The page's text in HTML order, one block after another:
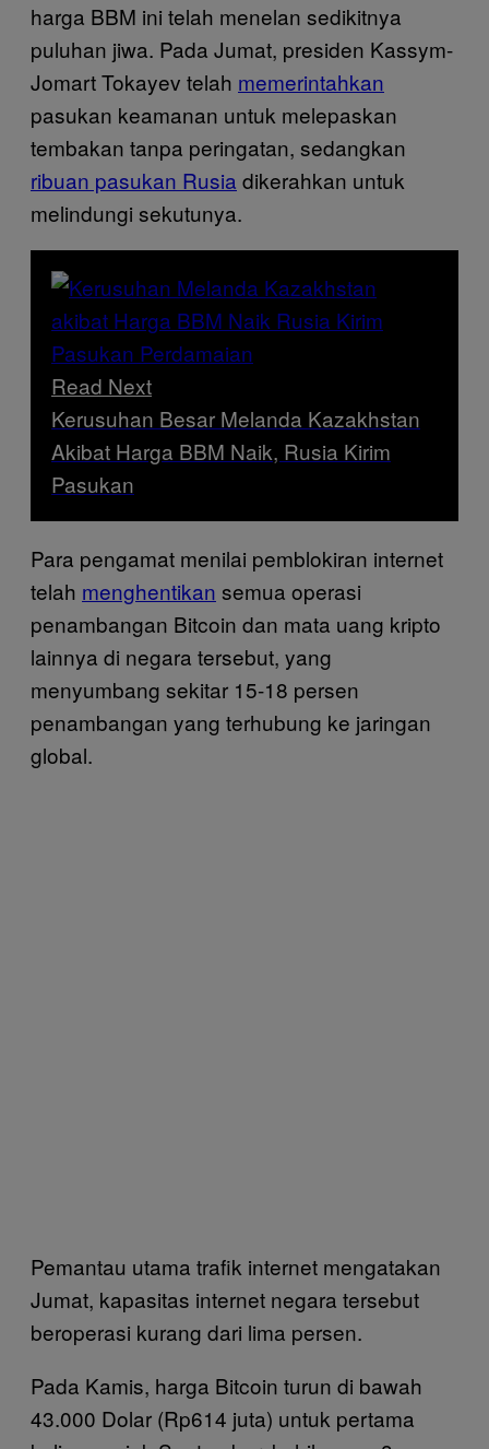
harga BBM ini telah menelan sedikitnya
puluhan jiwa. Pada Jumat, presiden Kassym-
Jomart Tokayev telah memerintahkan
pasukan keamanan untuk melepaskan
tembakan tanpa peringatan, sedangkan
ribuan pasukan Rusia dikerahkan untuk
melindungi sekutunya.
Read Next
Kerusuhan Besar Melanda Kazakhstan
Akibat Harga BBM Naik, Rusia Kirim
Pasukan
Para pengamat menilai pemblokiran internet
telah menghentikan semua operasi
penambangan Bitcoin dan mata uang kripto
lainnya di negara tersebut, yang
menyumbang sekitar 15-18 persen
penambangan yang terhubung ke jaringan
global.
Pemantau utama trafik internet mengatakan
Jumat, kapasitas internet negara tersebut
beroperasi kurang dari lima persen.
Pada Kamis, harga Bitcoin turun di bawah
43.000 Dolar (Rp614 juta) untuk pertama